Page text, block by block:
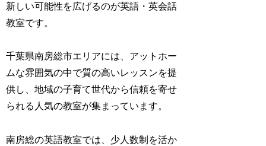
新しい可能性を広げるのが英語・英会話
教室です。
千葉県南房総市エリアには、アットホー
ムな雰囲気の中で質の高いレッスンを提
供し、地域の子育て世代から信頼を寄せ
られる人気の教室が集まっています。
南房総の英語教室では、少人数制を活か